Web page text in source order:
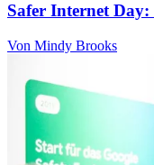
Safer Internet
Von Mindy Brooks